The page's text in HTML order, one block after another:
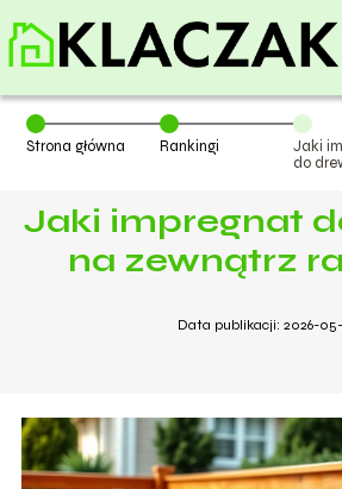
Strona główna Rankingi
Jaki
do
Jaki impregnat
na zewnątrz
Data publikacji: 2026-